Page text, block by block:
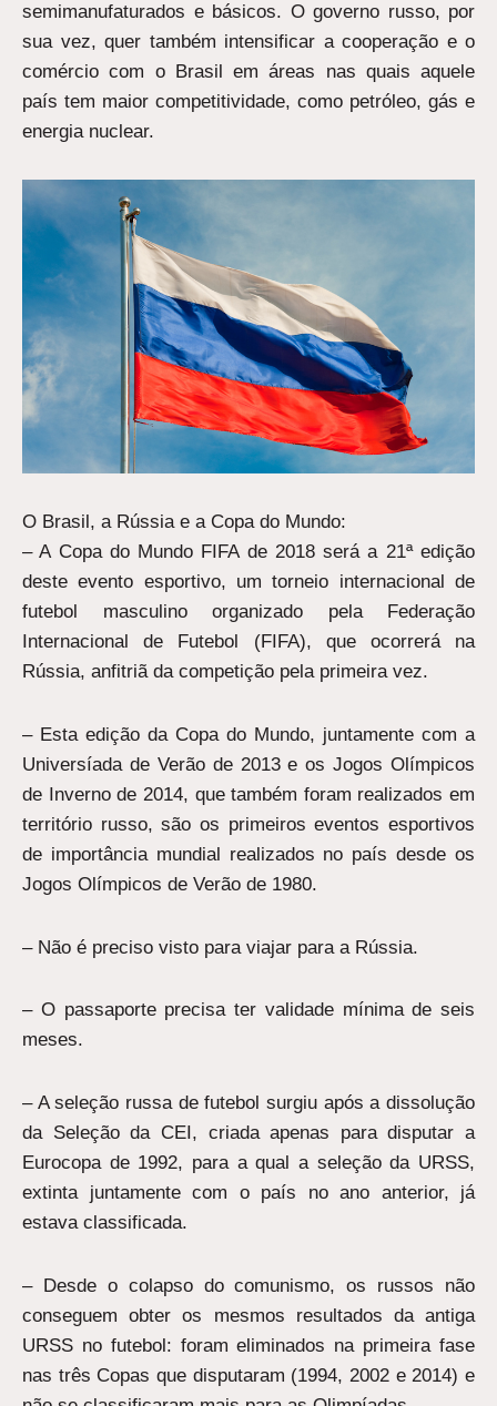
semimanufaturados e básicos. O governo russo, por
sua vez, quer também intensificar a cooperação e o
comércio com o Brasil em áreas nas quais aquele
país tem maior competitividade, como petróleo, gás e
energia nuclear.
O Brasil, a Rússia e a Copa do Mundo:
– A Copa do Mundo FIFA de 2018 será a 21ª edição
deste evento esportivo, um torneio internacional de
futebol masculino organizado pela Federação
Internacional de Futebol (FIFA), que ocorrerá na
Rússia, anfitriã da competição pela primeira vez.
– Esta edição da Copa do Mundo, juntamente com a
Universíada de Verão de 2013 e os Jogos Olímpicos
de Inverno de 2014, que também foram realizados em
território russo, são os primeiros eventos esportivos
de importância mundial realizados no país desde os
Jogos Olímpicos de Verão de 1980.
– Não é preciso visto para viajar para a Rússia.
– O passaporte precisa ter validade mínima de seis
meses.
– A seleção russa de futebol surgiu após a dissolução
da Seleção da CEI, criada apenas para disputar a
Eurocopa de 1992, para a qual a seleção da URSS,
extinta juntamente com o país no ano anterior, já
estava classificada.
– Desde o colapso do comunismo, os russos não
conseguem obter os mesmos resultados da antiga
URSS no futebol: foram eliminados na primeira fase
nas três Copas que disputaram (1994, 2002 e 2014) e